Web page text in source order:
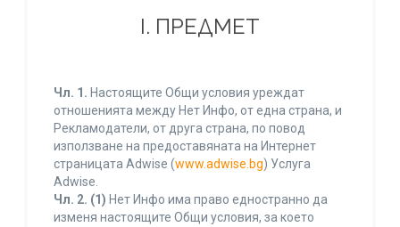
І. ПРЕДМЕТ
Чл. 1. Настоящите Общи условия уреждат
отношенията между Нет Инфо, от една страна, и
Рекламодатели, от друга страна, по повод
използване на предоставяната на Интернет
страницата Adwise (www.adwise.bg) Услуга
Adwise.
Чл. 2. (1) Нет Инфо има право едностранно да
изменя настоящите Общи условия, за което